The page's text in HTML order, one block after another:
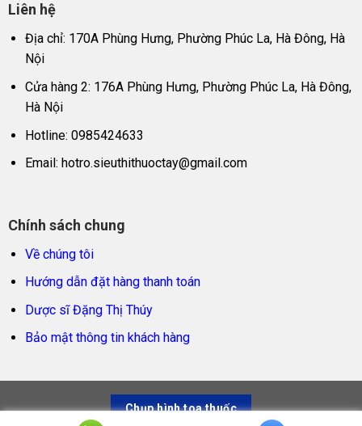
Liên hệ
Địa chỉ: 170A Phùng Hưng, Phường Phúc La, Hà Đông, Hà
Nội
Cửa hàng 2: 176A Phùng Hưng, Phường Phúc La, Hà Đông,
Hà Nội
Hotline: 0985424633
Email: hotro.sieuthithuoctay@gmail.com
Chính sách chung
Về chúng tôi
Hướng dẫn đặt hàng thanh toán
Dược sĩ Đặng Thị Thúy
Bảo mật thông tin khách hàng
Chụp hình toa thuốc